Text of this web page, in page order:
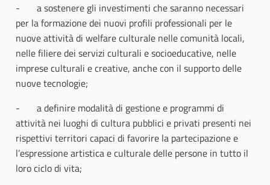
- a sostenere gli investimenti che saranno necessari
per la formazione dei nuovi profili professionali per le
nuove attività di welfare culturale nelle comunità locali,
nelle filiere dei servizi culturali e socioeducative, nelle
imprese culturali e creative, anche con il supporto delle
nuove tecnologie;
- a definire modalità di gestione e programmi di
attività nei luoghi di cultura pubblici e privati presenti nei
rispettivi territori capaci di favorire la partecipazione e
l’espressione artistica e culturale delle persone in tutto il
loro ciclo di vita;